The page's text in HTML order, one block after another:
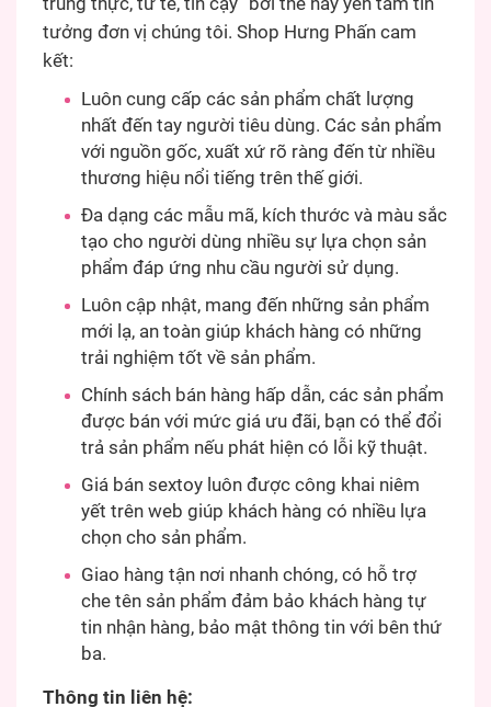
tưởng đơn vị chúng tôi. Shop Hưng Phấn cam
kết:
Luôn cung cấp các sản phẩm chất lượng
nhất đến tay người tiêu dùng. Các sản phẩm
với nguồn gốc, xuất xứ rõ ràng đến từ nhiều
thương hiệu nổi tiếng trên thế giới.
Đa dạng các mẫu mã, kích thước và màu sắc
tạo cho người dùng nhiều sự lựa chọn sản
phẩm đáp ứng nhu cầu người sử dụng.
Luôn cập nhật, mang đến những sản phẩm
mới lạ, an toàn giúp khách hàng có những
trải nghiệm tốt về sản phẩm.
Chính sách bán hàng hấp dẫn, các sản phẩm
được bán với mức giá ưu đãi, bạn có thể đổi
trả sản phẩm nếu phát hiện có lỗi kỹ thuật.
Giá bán sextoy luôn được công khai niêm
yết trên web giúp khách hàng có nhiều lựa
chọn cho sản phẩm.
Giao hàng tận nơi nhanh chóng, có hỗ trợ
che tên sản phẩm đảm bảo khách hàng tự
tin nhận hàng, bảo mật thông tin với bên thứ
ba.
Thông tin liên hệ: